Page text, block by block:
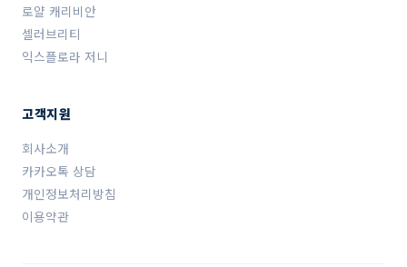
로얄 캐리비안
셀러브리티
익스플로라 저니
고객지원
회사소개
카카오톡 상담
개인정보처리방침
이용약관